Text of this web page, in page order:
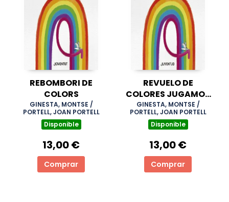
REBOMBORI DE
COLORS
GINESTA, MONTSE /
PORTELL, JOAN PORTELL
Disponible
13,00 €
Comprar
REVUELO DE
COLORES JUGAMOS
A RESTAR COLORES
GINESTA, MONTSE /
PORTELL, JOAN PORTELL
Disponible
13,00 €
Comprar